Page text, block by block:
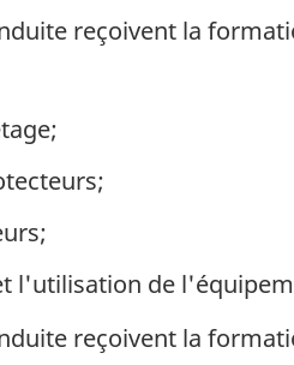
reçoivent la
l'utilisation de
reçoivent la